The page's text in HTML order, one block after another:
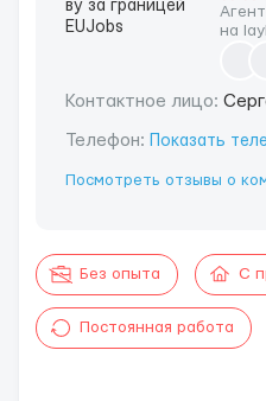
на
Контактное лицо:
Телефон: Показать
Посмотреть отзывы о
Без опыта С
Постоянная работа